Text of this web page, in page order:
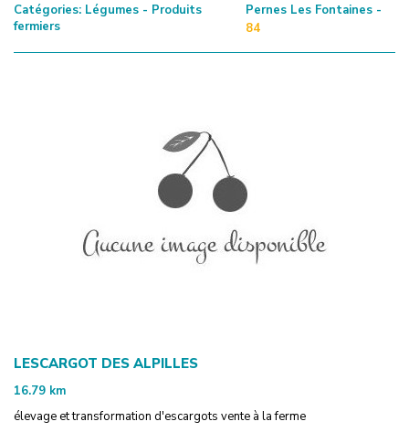
Catégories: Légumes - Produits
fermiers
Pernes Les Fontaines -
84
LESCARGOT DES ALPILLES
16.79 km
élevage et transformation d'escargots vente à la ferme